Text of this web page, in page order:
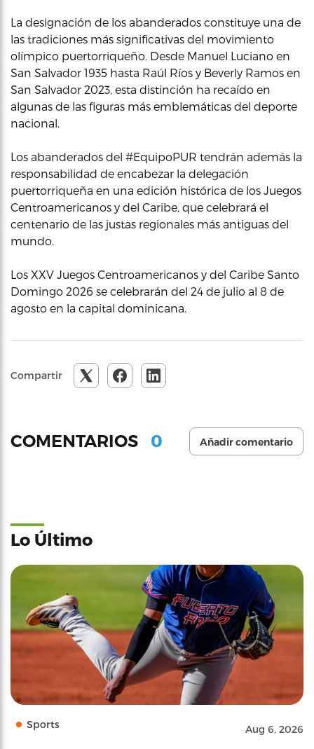
La designación de los abanderados constituye una de
las tradiciones más significativas del movimiento
olímpico puertorriqueño. Desde Manuel Luciano en
San Salvador 1935 hasta Raúl Ríos y Beverly Ramos en
San Salvador 2023, esta distinción ha recaído en
algunas de las figuras más emblemáticas del deporte
nacional.
Los abanderados del #EquipoPUR tendrán además la
responsabilidad de encabezar la delegación
puertorriqueña en una edición histórica de los Juegos
Centroamericanos y del Caribe, que celebrará el
centenario de las justas regionales más antiguas del
mundo.
Los XXV Juegos Centroamericanos y del Caribe Santo
Domingo 2026 se celebrarán del 24 de julio al 8 de
agosto en la capital dominicana.
Compartir
COMENTARIOS 0 Añadir comentario
Lo Último
Sports Aug 6, 2026